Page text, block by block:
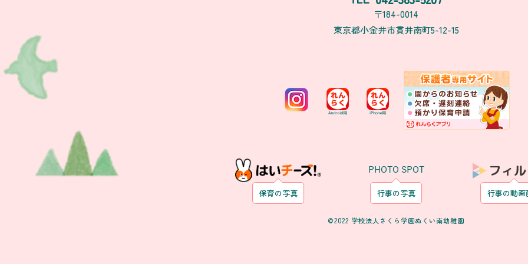
〒184-0014
東京都小金井市貫井南町5-12-15
保育の写真
PHOTO SPOT
行事の写真 行事の動画
©2022 学校法人さくら学園ぬくい南幼稚園